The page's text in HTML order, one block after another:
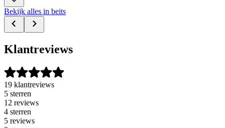
Bekijk alles in beits
Klantreviews
19 klantreviews
5 sterren
12 reviews
4 sterren
5 reviews